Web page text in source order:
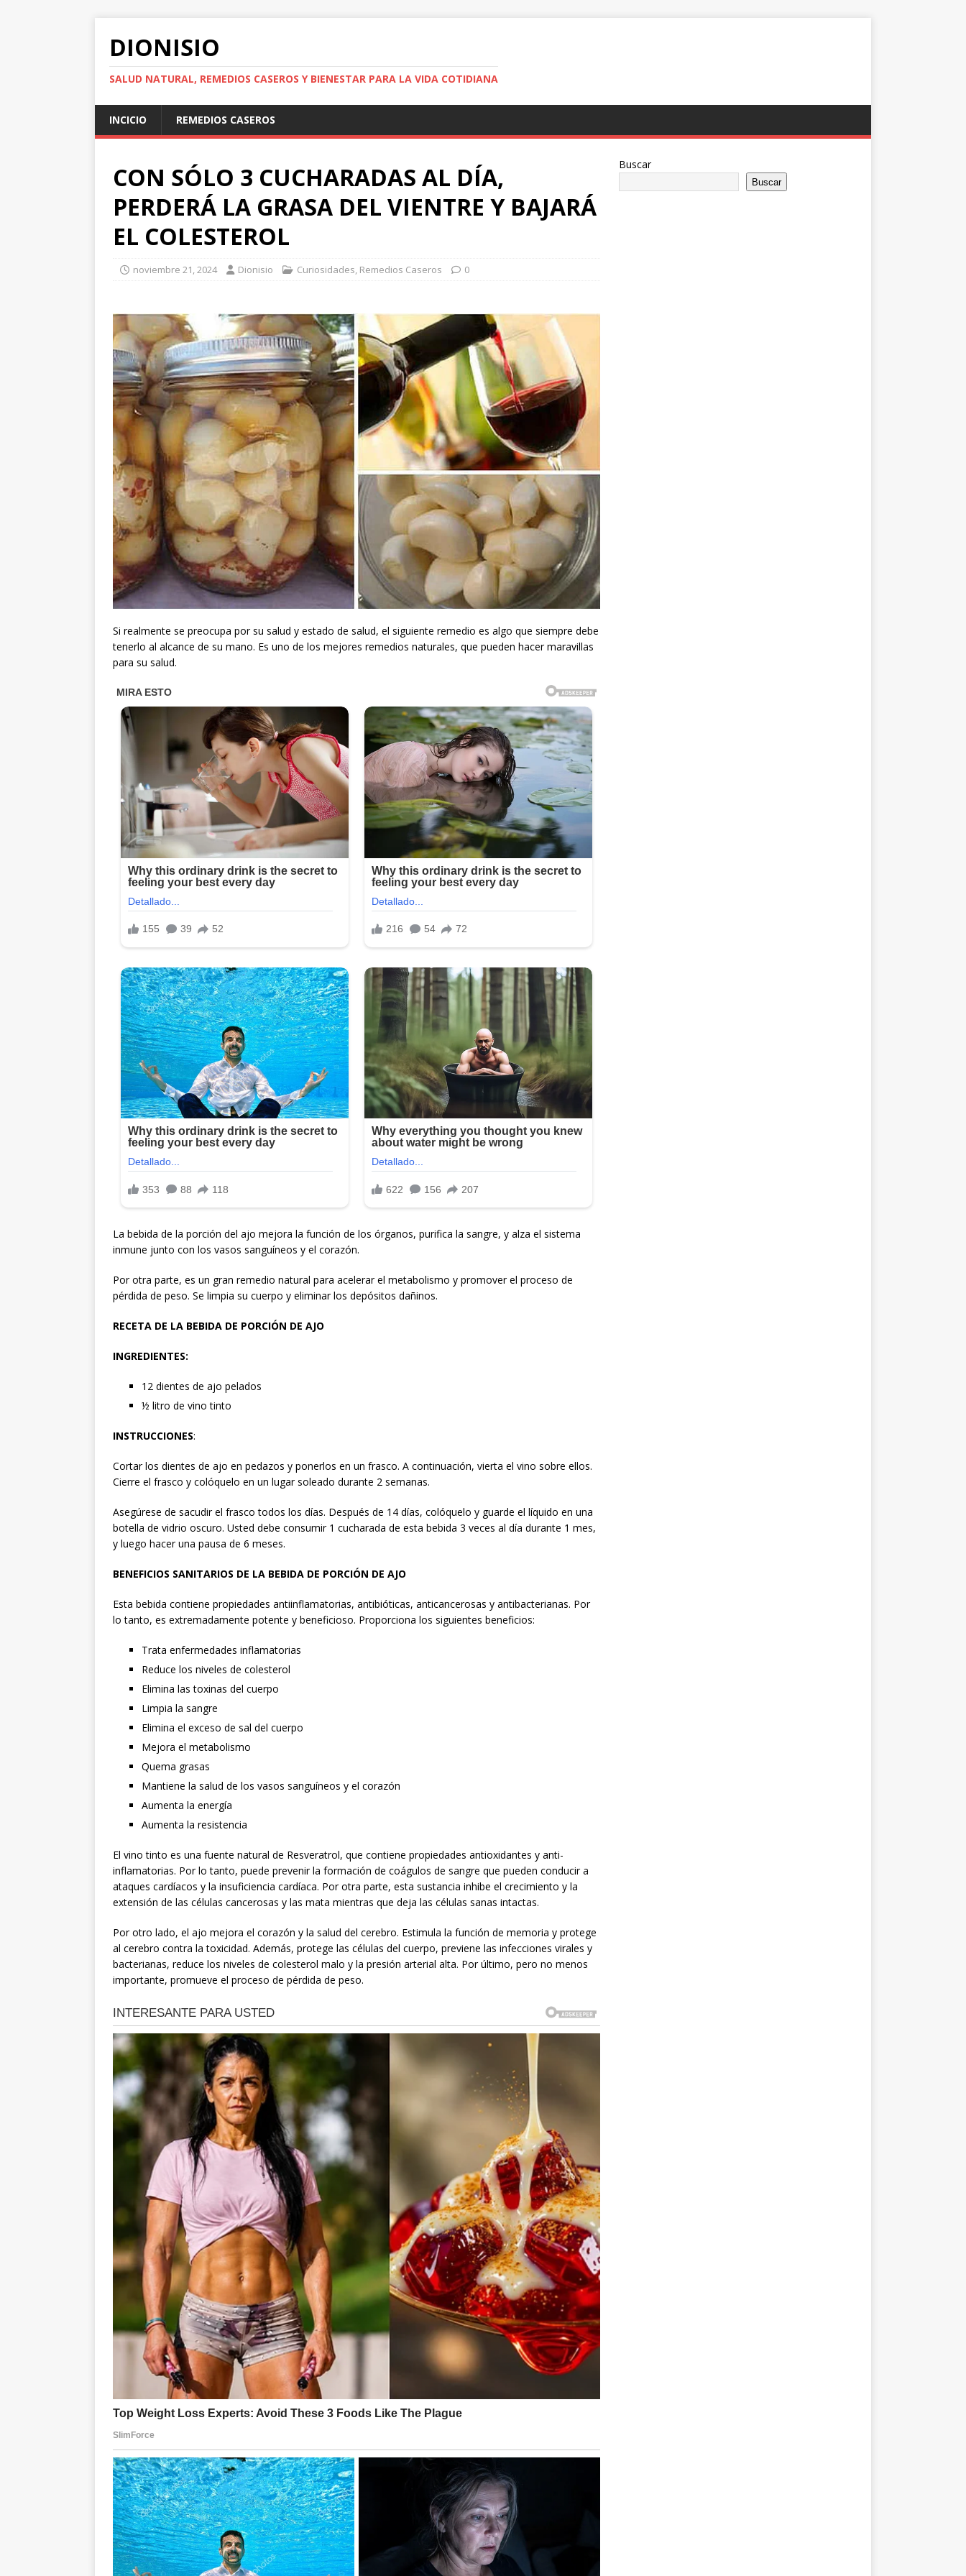
DIONISIO
SALUD NATURAL, REMEDIOS CASEROS Y BIENESTAR PARA LA VIDA COTIDIANA
INCICIO REMEDIOS CASEROS
CON SÓLO 3 CUCHARADAS AL DÍA,
PERDERÁ LA GRASA DEL VIENTRE Y BAJARÁ
EL COLESTEROL
noviembre 21, 2024 Dionisio Curiosidades, Remedios Caseros 0
Si realmente se preocupa por su salud y estado de salud, el siguiente remedio es algo que siempre debe
tenerlo al alcance de su mano. Es uno de los mejores remedios naturales, que pueden hacer maravillas
para su salud.
La bebida de la porción del ajo mejora la función de los órganos, purifica la sangre, y alza el sistema
inmune junto con los vasos sanguíneos y el corazón.
Por otra parte, es un gran remedio natural para acelerar el metabolismo y promover el proceso de
pérdida de peso. Se limpia su cuerpo y eliminar los depósitos dañinos.
RECETA DE LA BEBIDA DE PORCIÓN DE AJO
INGREDIENTES:
12 dientes de ajo pelados
½ litro de vino tinto
INSTRUCCIONES:
Cortar los dientes de ajo en pedazos y ponerlos en un frasco. A continuación, vierta el vino sobre ellos.
Cierre el frasco y colóquelo en un lugar soleado durante 2 semanas.
Asegúrese de sacudir el frasco todos los días. Después de 14 días, colóquelo y guarde el líquido en una
botella de vidrio oscuro. Usted debe consumir 1 cucharada de esta bebida 3 veces al día durante 1 mes,
y luego hacer una pausa de 6 meses.
BENEFICIOS SANITARIOS DE LA BEBIDA DE PORCIÓN DE AJO
Esta bebida contiene propiedades antiinflamatorias, antibióticas, anticancerosas y antibacterianas. Por
lo tanto, es extremadamente potente y beneficioso. Proporciona los siguientes beneficios:
Trata enfermedades inflamatorias
Reduce los niveles de colesterol
Elimina las toxinas del cuerpo
Limpia la sangre
Elimina el exceso de sal del cuerpo
Mejora el metabolismo
Quema grasas
Mantiene la salud de los vasos sanguíneos y el corazón
Aumenta la energía
Aumenta la resistencia
El vino tinto es una fuente natural de Resveratrol, que contiene propiedades antioxidantes y anti-
inflamatorias. Por lo tanto, puede prevenir la formación de coágulos de sangre que pueden conducir a
ataques cardíacos y la insuficiencia cardíaca. Por otra parte, esta sustancia inhibe el crecimiento y la
extensión de las células cancerosas y las mata mientras que deja las células sanas intactas.
Por otro lado, el ajo mejora el corazón y la salud del cerebro. Estimula la función de memoria y protege
al cerebro contra la toxicidad. Además, protege las células del cuerpo, previene las infecciones virales y
bacterianas, reduce los niveles de colesterol malo y la presión arterial alta. Por último, pero no menos
importante, promueve el proceso de pérdida de peso.
Buscar
Buscar